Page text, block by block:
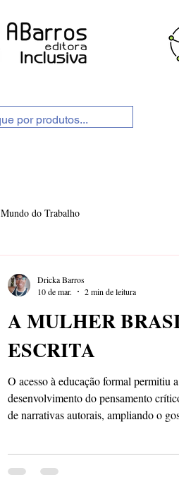
Mundo do Trabalho
A MULHER
ESCRITA
O acesso à educação formal permitiu
desenvolvimento do pensamento
de narrativas autorais, ampliando o
Dricka Barros
10 de mar.
2 min de leitura